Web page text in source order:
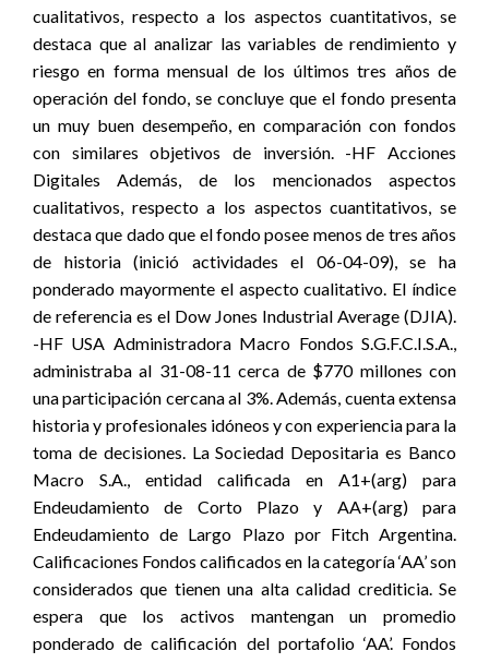
cualitativos, respecto a los aspectos cuantitativos, se
destaca que al analizar las variables de rendimiento y
riesgo en forma mensual de los últimos tres años de
operación del fondo, se concluye que el fondo presenta
un muy buen desempeño, en comparación con fondos
con similares objetivos de inversión. -HF Acciones
Digitales Además, de los mencionados aspectos
cualitativos, respecto a los aspectos cuantitativos, se
destaca que dado que el fondo posee menos de tres años
de historia (inició actividades el 06-04-09), se ha
ponderado mayormente el aspecto cualitativo. El índice
de referencia es el Dow Jones Industrial Average (DJIA).
-HF USA Administradora Macro Fondos S.G.F.C.I.S.A.,
administraba al 31-08-11 cerca de $770 millones con
una participación cercana al 3%. Además, cuenta extensa
historia y profesionales idóneos y con experiencia para la
toma de decisiones. La Sociedad Depositaria es Banco
Macro S.A., entidad calificada en A1+(arg) para
Endeudamiento de Corto Plazo y AA+(arg) para
Endeudamiento de Largo Plazo por Fitch Argentina.
Calificaciones Fondos calificados en la categoría ‘AA’ son
considerados que tienen una alta calidad crediticia. Se
espera que los activos mantengan un promedio
ponderado de calificación del portafolio ‘AA’. Fondos